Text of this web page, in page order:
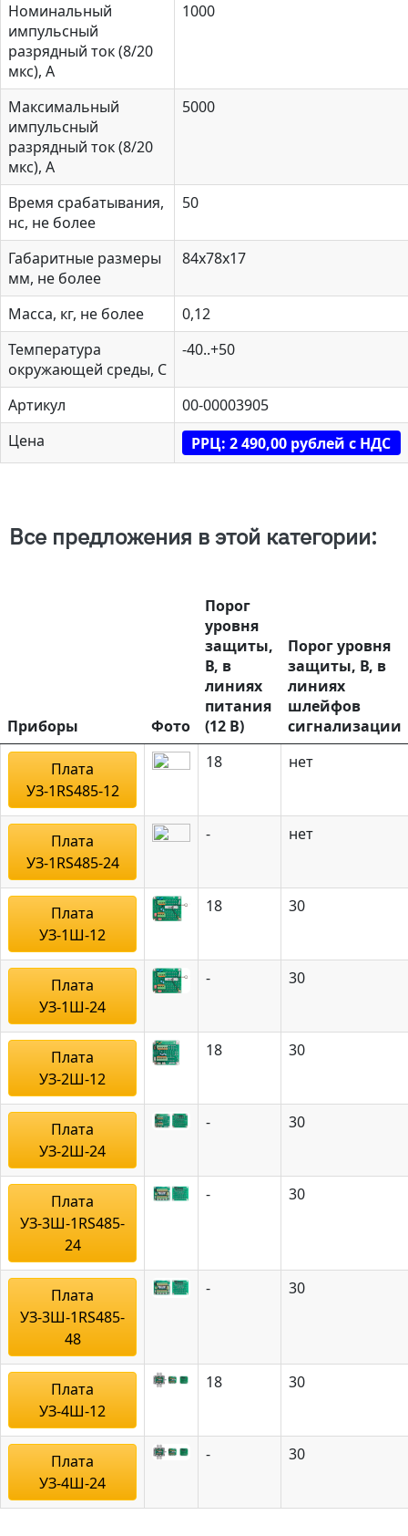
Номинальный
импульсный
разрядный ток (8/20
мкс), А
1000
Максимальный
импульсный
разрядный ток (8/20
мкс), А
5000
Время срабатывания,
нс, не более
50
Габаритные размеры
мм, не более
84х78х17
Масса, кг, не более
0,12
Температура
окружающей среды, С
-40..+50
Артикул
00-00003905
Цена
РРЦ: 2 490,00 рублей с НДС
Все предложения в этой категории:
Приборы Фото
Порог
уровня
защиты,
В, в
линиях
питания
(12 В)
Порог уровня
защиты, В, в
линиях
шлейфов
сигнализации
Плата
УЗ-1RS485-12
18 нет
Плата
УЗ-1RS485-24
- нет
Плата
УЗ-1Ш-12
18 30
Плата
УЗ-1Ш-24
- 30
Плата
УЗ-2Ш-12
18 30
Плата
УЗ-2Ш-24
- 30
Плата
УЗ-3Ш-1RS485-
24
- 30
Плата
УЗ-3Ш-1RS485-
48
- 30
Плата
УЗ-4Ш-12
18 30
Плата
УЗ-4Ш-24
- 30